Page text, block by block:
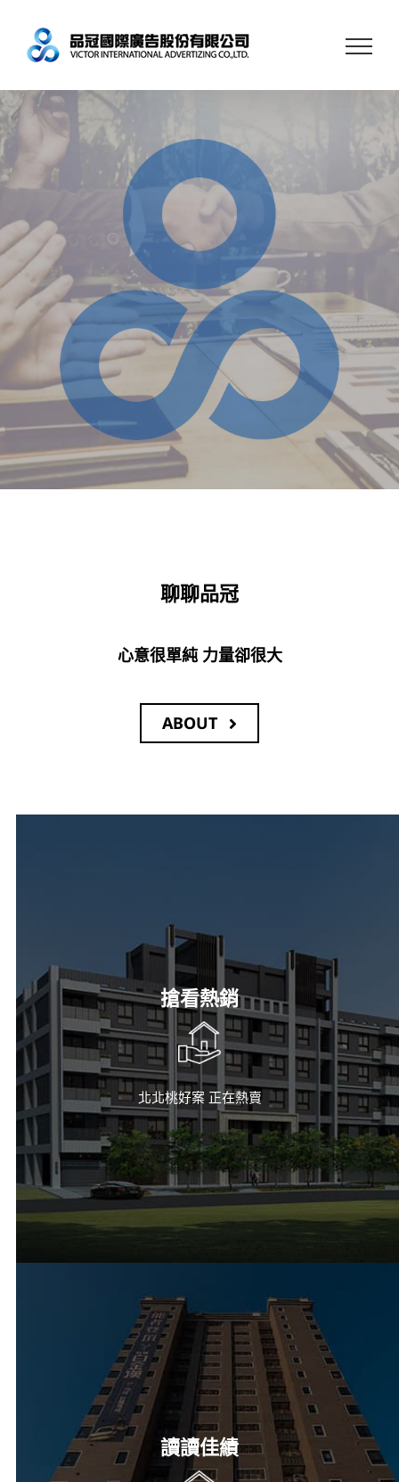
用 熱情
成你的
聊聊品冠
心意很單純 力量卻很大
ABOUT
搶看熱銷
北北桃好案 正在熱賣
讀讀佳績